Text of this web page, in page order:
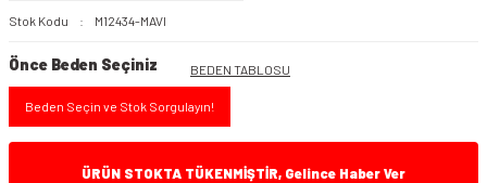
Stok Kodu M12434-MAVI
Önce Beden Seçiniz BEDEN TABLOSU
Beden Seçin ve Stok Sorgulayın!
ÜRÜN STOKTA TÜKENMİŞTİR, Gelince Haber Ver